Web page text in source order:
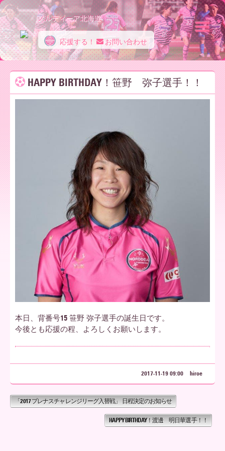
ノ
ル
ア
北
海
道
ノルディーア北海道
応援する！ お問い合わせ
HAPPY BIRTHDAY！笹野 弥子選手！！
本日、背番号15 笹野 弥子選手の誕生日です。
今後とも応援の程、よろしくお願いします。
2017-11-19 09:00 hiroe
「2017 プレナスチャレンジリーグ入替戦」 日程決定のお知らせ
HAPPY BIRTHDAY！渡邊 明日華選手！！